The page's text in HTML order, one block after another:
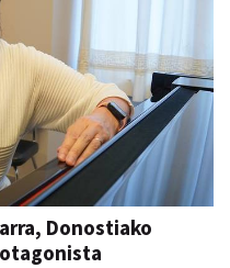
Donostiako